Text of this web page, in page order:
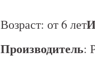
Возраст: от 6 лет
Производитель: